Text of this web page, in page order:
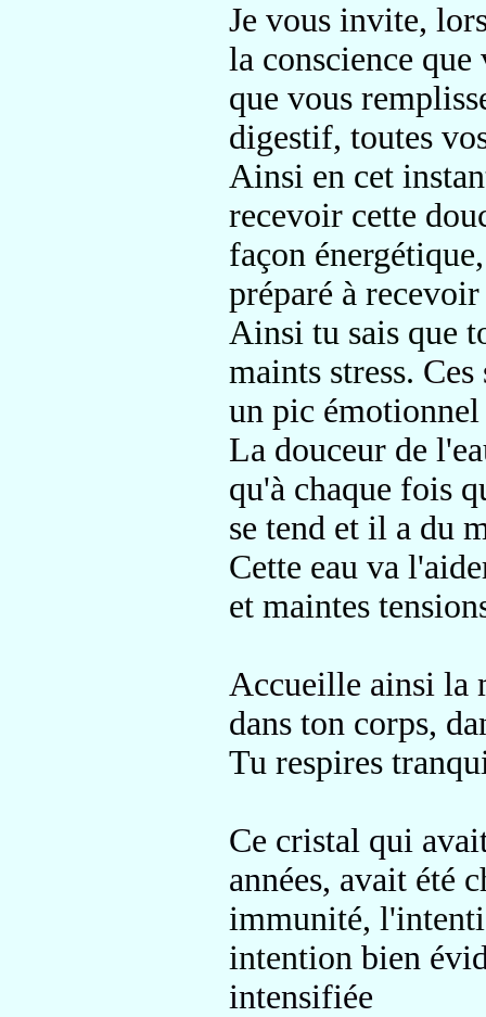
Je vous invite,
la conscience
que vous
digestif, toutes
Ainsi en cet
recevoir cette
façon
préparé à
Ainsi tu sais que
maints stress.
un pic
La douceur de
qu'à chaque fois
se tend et il a du
Cette eau va
et maintes
Accueille ainsi la
dans ton corps,
Tu respires
Ce cristal qui
années, avait été
immunité,
intention bien
intensifiée